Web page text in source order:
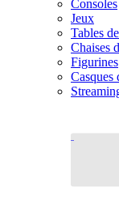
Consoles
Jeux
Tables
Chaises
Figurines
Casques